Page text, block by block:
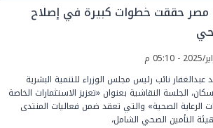
مصر حققت خطوات كبيرة في إصلاح
عبدالغفار نائب رئيس مجلس الوزراء للتنمية البشرية
الجلسة النقاشية بعنوان «تعزيز الاستثمارات الخاصة
الصحية» والتي تعقد ضمن فعاليات المنتدى
التأمين الصحي الشامل،